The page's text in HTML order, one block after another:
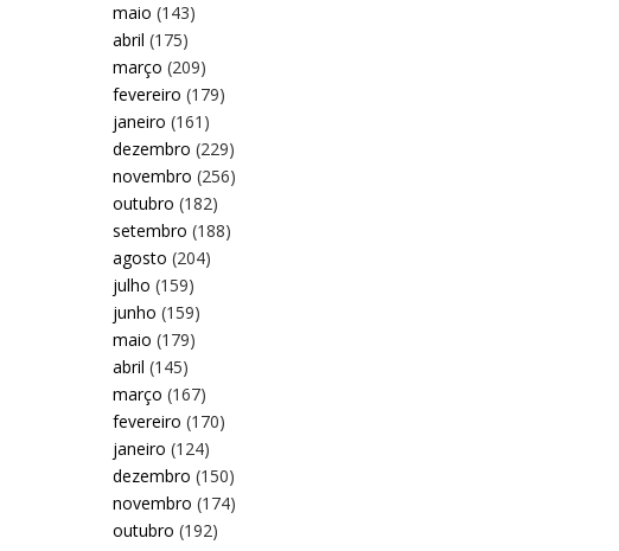
maio (143)
abril (175)
março (209)
fevereiro (179)
janeiro (161)
dezembro (229)
novembro (256)
outubro (182)
setembro (188)
agosto (204)
julho (159)
junho (159)
maio (179)
abril (145)
março (167)
fevereiro (170)
janeiro (124)
dezembro (150)
novembro (174)
outubro (192)